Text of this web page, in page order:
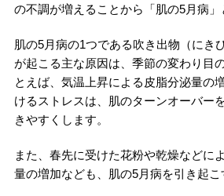
の不調が増えることから「肌の5月病」
肌の5月病の1つである吹き出物（にき
が起こる主な原因は、季節の変わり目
とえば、気温上昇による皮脂分泌量の
けるストレスは、肌のターンオーバー
きやすくします。
また、春先に受けた花粉や乾燥などに
量の増加なども、肌の5月病を引き起こ